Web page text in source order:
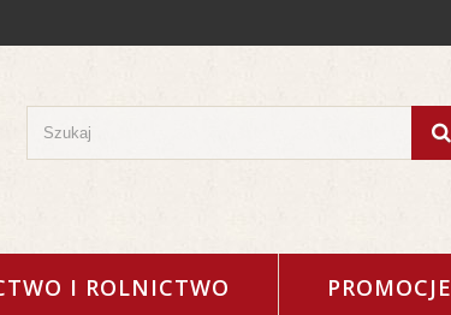
I ROLNICTWO PROMOCJE